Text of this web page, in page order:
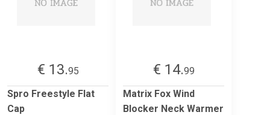
€ 13.95
Spro Freestyle Flat
Cap
€ 14.99
Matrix Fox Wind
Blocker Neck Warmer